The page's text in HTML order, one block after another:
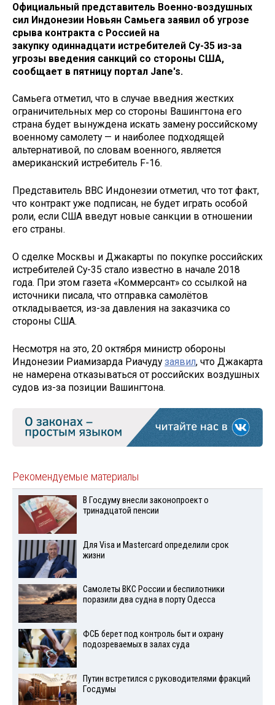
Официальный представитель Военно-воздушных
сил Индонезии Новьян Самьега заявил об угрозе
срыва контракта с Россией на
закупку одиннадцати истребителей Су-35 из-за
угрозы введения санкций со стороны США,
сообщает в пятницу портал Jane's.
Самьега отметил, что в случае введния жестких
ограничительных мер со стороны Вашингтона его
страна будет вынуждена искать замену российскому
военному самолету — и наиболее подходящей
альтернативой, по словам военного, является
американский истребитель F-16.
Представитель ВВС Индонезии отметил, что тот факт,
что контракт уже подписан, не будет играть особой
роли, если США введут новые санкции в отношении
его страны.
О сделке Москвы и Джакарты по покупке российских
истребителей Су-35 стало известно в начале 2018
года. При этом газета «Коммерсант» со ссылкой на
источники писала, что отправка самолётов
откладывается, из-за давления на заказчика со
стороны США.
Несмотря на это, 20 октября министр обороны
Индонезии Риамизарда Риачудузаявил, что Джакарта
не намерена отказываться от российских воздушных
судов из-за позиции Вашингтона.
Рекомендуемые материалы
В Госдуму внесли законопроект о
тринадцатой пенсии
Для Visа и Mastercard определили срок
жизни
Самолеты ВКС России и беспилотники
поразили два судна в порту Одесса
ФСБ берет под контроль быт и охрану
подозреваемых в залах суда
Путин встретился с руководителями фракций
Госдумы